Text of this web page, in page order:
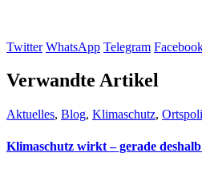
Twitter WhatsApp Telegram
Verwandte Artikel
Aktuelles, Blog, Klimaschutz,
Klimaschutz wirkt – gerade